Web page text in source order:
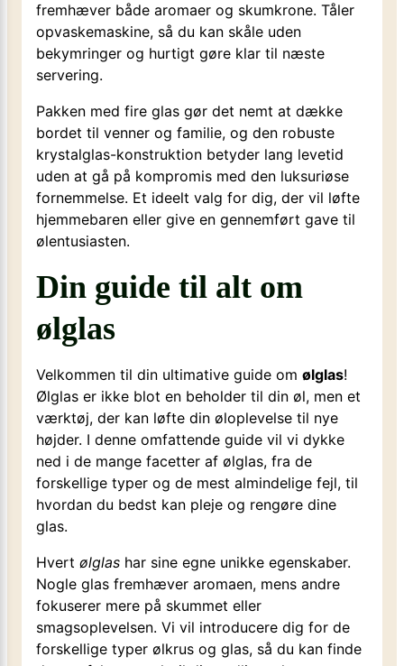
fremhæver både aromaer og skumkrone. Tåler
opvaskemaskine, så du kan skåle uden
bekymringer og hurtigt gøre klar til næste
servering.
Pakken med fire glas gør det nemt at dække
bordet til venner og familie, og den robuste
krystalglas-konstruktion betyder lang levetid
uden at gå på kompromis med den luksuriøse
fornemmelse. Et ideelt valg for dig, der vil løfte
hjemmebaren eller give en gennemført gave til
ølentusiasten.
Din guide til alt om
ølglas
Velkommen til din ultimative guide om ølglas!
Ølglas er ikke blot en beholder til din øl, men et
værktøj, der kan løfte din øloplevelse til nye
højder. I denne omfattende guide vil vi dykke
ned i de mange facetter af ølglas, fra de
forskellige typer og de mest almindelige fejl, til
hvordan du bedst kan pleje og rengøre dine
glas.
Hvert ølglas har sine egne unikke egenskaber.
Nogle glas fremhæver aromaen, mens andre
fokuserer mere på skummet eller
smagsoplevelsen. Vi vil introducere dig for de
forskellige typer ølkrus og glas, så du kan finde